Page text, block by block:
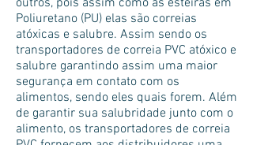
outros, pois assim como as esteiras em
Poliuretano (PU) elas são correias
atóxicas e salubre. Assim sendo os
transportadores de correia PVC atóxico e
salubre garantindo assim uma maior
segurança em contato com os
alimentos, sendo eles quais forem. Além
de garantir sua salubridade junto com o
alimento, os transportadores de correia